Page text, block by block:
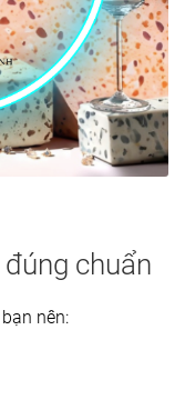
chuẩn
nên: